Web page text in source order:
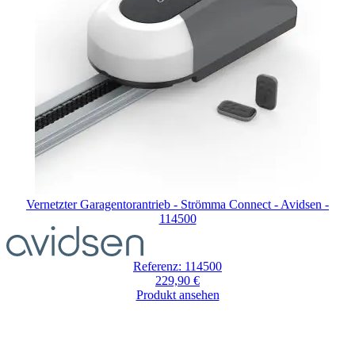
Vernetzter Garagentorantrieb - Strömma Connect - Avidsen -
114500
Referenz: 114500
229,90 €
Produkt ansehen